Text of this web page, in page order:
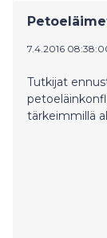
7.4.2016
Tutkijat
tärkeimmillä